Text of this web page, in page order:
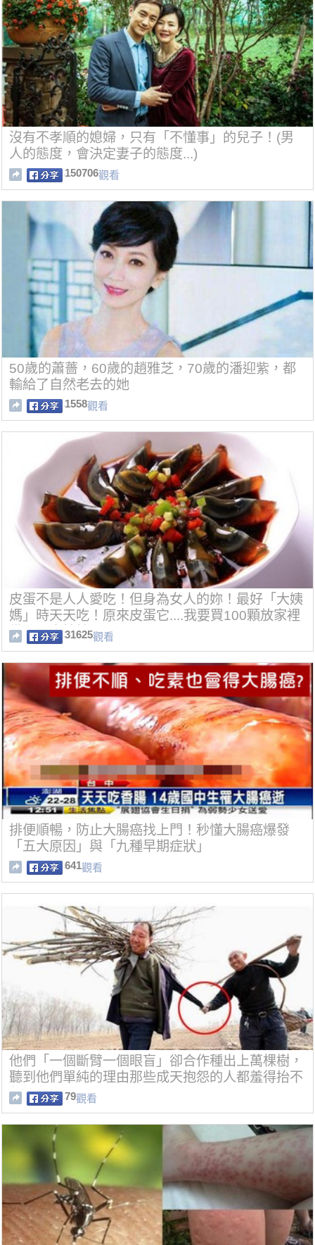
沒有不孝順的媳婦，只有「不懂事」的兒子！(男
人的態度，會決定妻子的態度...)
150706觀看
50歲的蕭薔，60歲的趙雅芝，70歲的潘迎紫，都
輸給了自然老去的她
1558觀看
皮蛋不是人人愛吃！但身為女人的妳！最好「大姨
媽」時天天吃！原來皮蛋它....我要買100顆放家裡
備用！太棒棒了！
31625觀看
排便順暢，防止大腸癌找上門！秒懂大腸癌爆發
「五大原因」與「九種早期症狀」
641觀看
他們「一個斷臂一個眼盲」卻合作種出上萬棵樹，
聽到他們單純的理由那些成天抱怨的人都羞得抬不
起頭了！79觀看